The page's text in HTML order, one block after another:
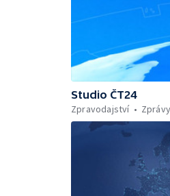
Studio ČT24
Zpravodajství
Zprávy